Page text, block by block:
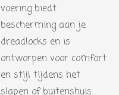
voering biedt
bescherming aan je
dreadlocks en is
ontworpen voor comfort
en stijl tijdens het
slapen of buitenshuis.